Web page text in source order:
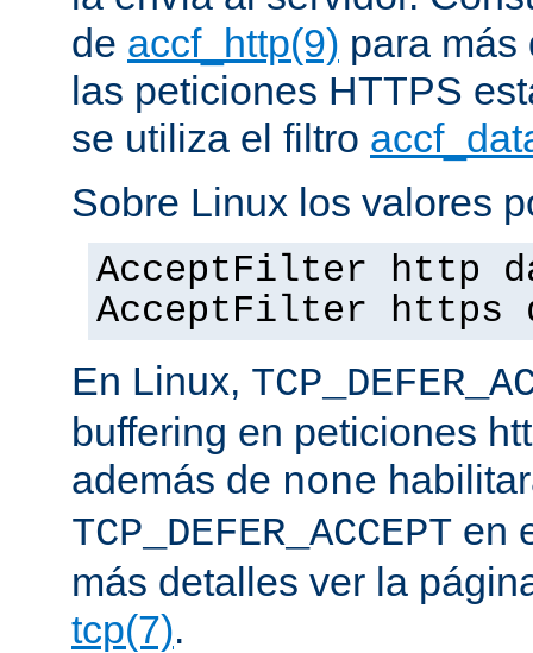
de accf_http(9) para más
las peticiones HTTPS
se utiliza el filtro
Sobre Linux los valores
AcceptFilter http
AcceptFilter https
En Linux,
buffering en peticiones
además de none
TCP_DEFER_ACCEPT en
más detalles ver la
tcp(7).